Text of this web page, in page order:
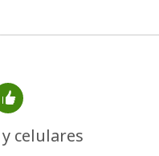
creado una contraseña
celulares